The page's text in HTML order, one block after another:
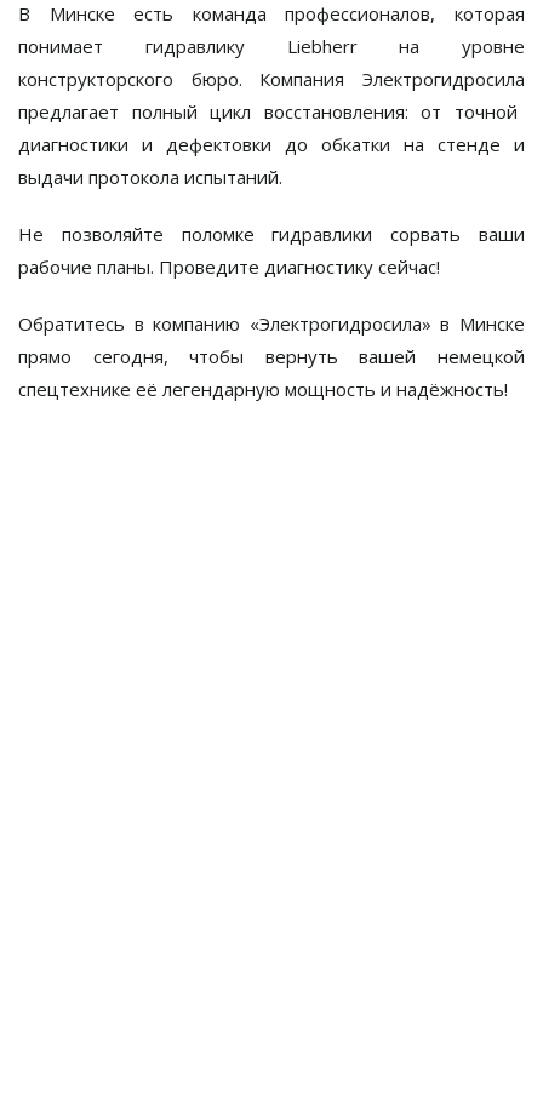
В Минске есть команда профессионалов, которая
понимает гидравлику Liebherr на уровне
конструкторского бюро. Компания Электрогидросила
предлагает полный цикл восстановления: от точной
диагностики и дефектовки до обкатки на стенде и
выдачи протокола испытаний.
Не позволяйте поломке гидравлики сорвать ваши
рабочие планы. Проведите диагностику сейчас!
Обратитесь в компанию «Электрогидросила» в Минске
прямо сегодня, чтобы вернуть вашей немецкой
спецтехнике её легендарную мощность и надёжность!